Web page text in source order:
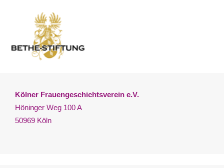
Kölner Frauengeschichtsverein e.V.
Höninger Weg 100 A
50969 Köln